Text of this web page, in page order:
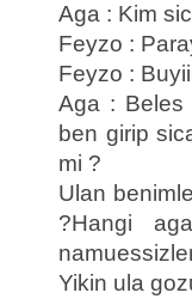
Aga : Kim
Feyzo :
Feyzo :
Aga : Beles
ben girip
mi ?
Ulan
?Hangi
Yikin ula